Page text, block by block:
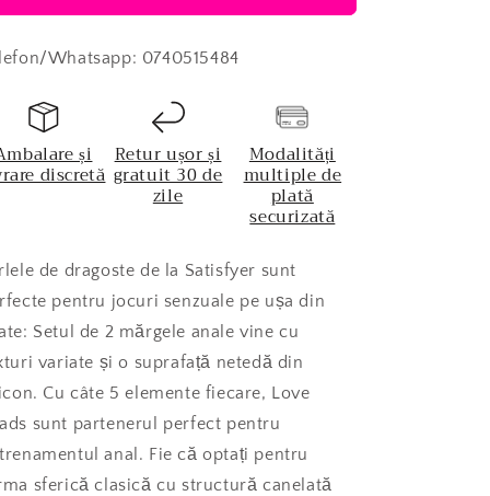
Whatsapp: 0740515484
și
discretă
Retur ușor și
gratuit 30 de
zile
Modalități
multiple de
plată
securizată
de dragoste de la Satisfyer sunt
pentru jocuri senzuale pe ușa din
Setul de 2 mărgele anale vine cu
variate și o suprafață netedă din
Cu câte 5 elemente fiecare, Love
sunt partenerul perfect pentru
anal. Fie că optați pentru
sferică clasică cu structură canelată